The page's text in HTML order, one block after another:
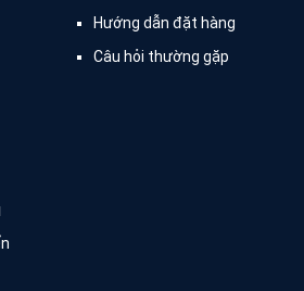
Hướng dẫn đặt hàng
Câu hỏi thường gặp